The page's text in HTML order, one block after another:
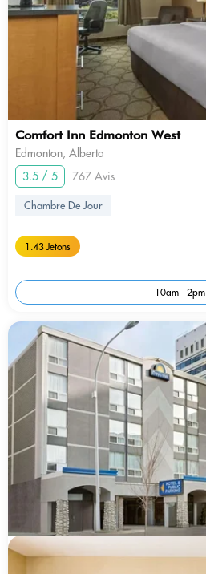
Comfort Inn Edmonton West
Edmonton, Alberta
3.5 / 5
767 Avis
Chambre De Jour
1.43 Jetons
10am - 2pm